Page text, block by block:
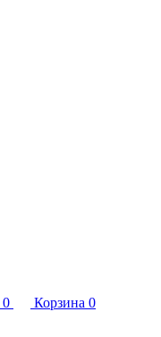
0 Корзина 0